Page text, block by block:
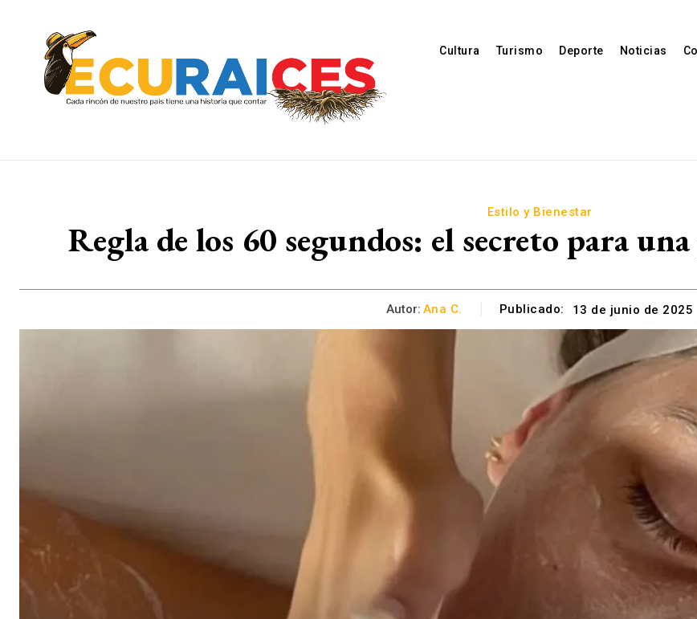
Cultura Turismo Deporte Noticias
Estilo y Bienestar
Regla de los 60 segundos: el secreto para
Autor: Ana C. Publicado: 13 de junio de 2025